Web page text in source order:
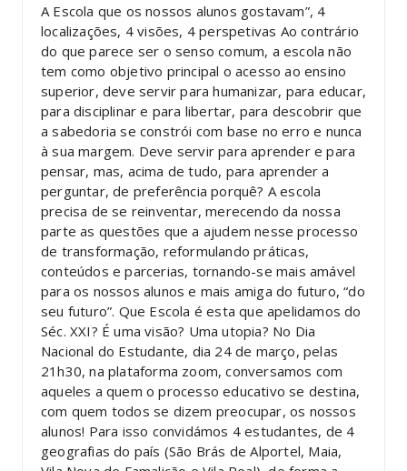
A Escola que os nossos alunos gostavam”, 4
localizações, 4 visões, 4 perspetivas Ao contrário
do que parece ser o senso comum, a escola não
tem como objetivo principal o acesso ao ensino
superior, deve servir para humanizar, para educar,
para disciplinar e para libertar, para descobrir que
a sabedoria se constrói com base no erro e nunca
à sua margem. Deve servir para aprender e para
pensar, mas, acima de tudo, para aprender a
perguntar, de preferência porquê? A escola
precisa de se reinventar, merecendo da nossa
parte as questões que a ajudem nesse processo
de transformação, reformulando práticas,
conteúdos e parcerias, tornando-se mais amável
para os nossos alunos e mais amiga do futuro, “do
seu futuro”. Que Escola é esta que apelidamos do
Séc. XXI? É uma visão? Uma utopia? No Dia
Nacional do Estudante, dia 24 de março, pelas
21h30, na plataforma zoom, conversamos com
aqueles a quem o processo educativo se destina,
com quem todos se dizem preocupar, os nossos
alunos! Para isso convidámos 4 estudantes, de 4
geografias do país (São Brás de Alportel, Maia,